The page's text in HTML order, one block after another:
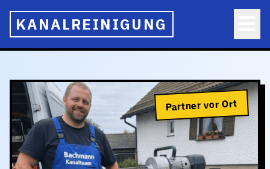
KANALREINIGUNG
Partner vor Ort